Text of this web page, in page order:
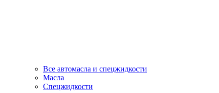
Все автомасла и спецжидкости
Масла
Спецжидкости